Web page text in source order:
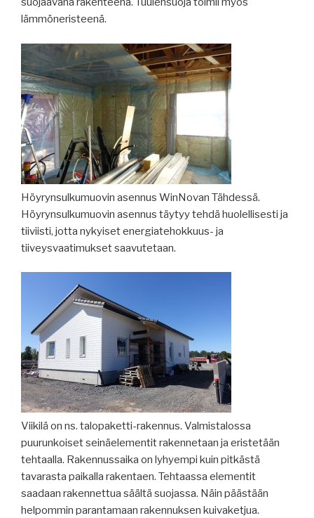
lämmöneristeenä.
Höyrynsulkumuovin asennus WinNovan Tähdessä.
Höyrynsulkumuovin asennus täytyy tehdä huolellisesti ja
tiiviisti, jotta nykyiset energiatehokkuus- ja
tiiveysvaatimukset saavutetaan.
Viikilä on ns. talopaketti-rakennus. Valmistalossa
puurunkoiset seinäelementit rakennetaan ja eristetään
tehtaalla. Rakennussaika on lyhyempi kuin pitkästä
tavarasta paikalla rakentaen. Tehtaassa elementit
saadaan rakennettua säältä suojassa. Näin päästään
helpommin parantamaan rakennuksen kuivaketjua.